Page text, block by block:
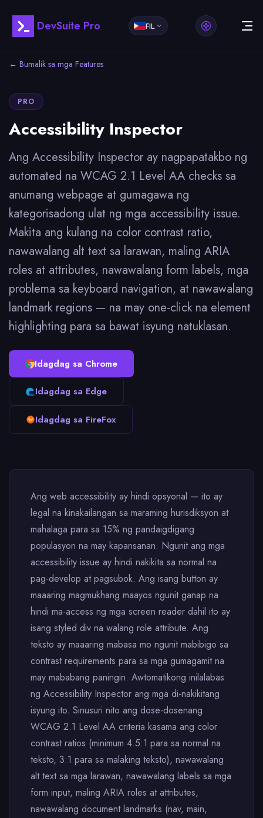
DevSuite Pro FIL
← Bumalik sa mga Features
PRO
Accessibility Inspector
Ang Accessibility Inspector ay nagpapatakbo ng
automated na WCAG 2.1 Level AA checks sa
anumang webpage at gumagawa ng
kategorisadong ulat ng mga accessibility issue.
Makita ang kulang na color contrast ratio,
nawawalang alt text sa larawan, maling ARIA
roles at attributes, nawawalang form labels, mga
problema sa keyboard navigation, at nawawalang
landmark regions — na may one-click na element
highlighting para sa bawat isyung natuklasan.
Idagdag sa Chrome
Idagdag sa Edge
Idagdag sa FireFox
Ang web accessibility ay hindi opsyonal — ito ay
legal na kinakailangan sa maraming hurisdiksyon at
mahalaga para sa 15% ng pandaigdigang
populasyon na may kapansanan. Ngunit ang mga
accessibility issue ay hindi nakikita sa normal na
pag-develop at pagsubok. Ang isang button ay
maaaring magmukhang maayos ngunit ganap na
hindi ma-access ng mga screen reader dahil ito ay
isang styled div na walang role attribute. Ang
teksto ay maaaring mabasa mo ngunit mabibigo sa
contrast requirements para sa mga gumagamit na
may mababang paningin. Awtomatikong inilalabas
ng Accessibility Inspector ang mga di-nakikitang
isyung ito. Sinusuri nito ang dose-dosenang
WCAG 2.1 Level AA criteria kasama ang color
contrast ratios (minimum 4.5:1 para sa normal na
teksto, 3:1 para sa malaking teksto), nawawalang
alt text sa mga larawan, nawawalang labels sa mga
form input, maling ARIA roles at attributes,
nawawalang document landmarks (nav, main,